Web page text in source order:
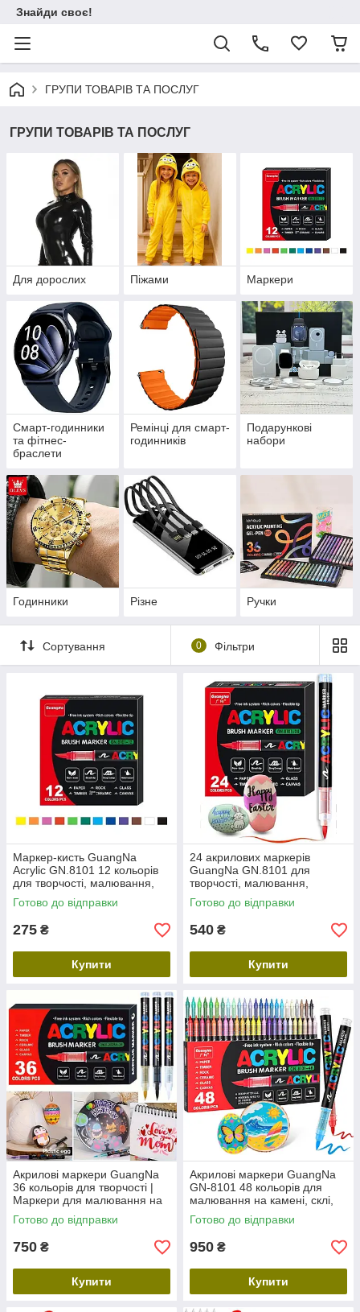
Знайди своє!
ГРУПИ ТОВАРІВ ТА ПОСЛУГ
ГРУПИ ТОВАРІВ ТА ПОСЛУГ
Для дорослих Піжами Маркери
Смарт-годинники
та фітнес-
браслети
Ремінці для смарт-
годинників
Подарункові
набори
Годинники Різне Ручки
Сортування 0 Фільтри
Маркер-кисть GuangNa
Acrylic GN.8101 12 кольорів
для творчості, малювання,
DIY
Готово до відправки
275 ₴
Купити
24 акрилових маркерів
GuangNa GN.8101 для
творчості, малювання,
розпису, скетчингу
Готово до відправки
540 ₴
Купити
Акрилові маркери GuangNa
36 кольорів для творчості |
Маркери для малювання на
склі, тканині, дереві
Готово до відправки
750 ₴
Купити
Акрилові маркери GuangNa
GN-8101 48 кольорів для
малювання на камені, склі,
дереві, текстилі | Набір
маркерів
Готово до відправки
950 ₴
Купити